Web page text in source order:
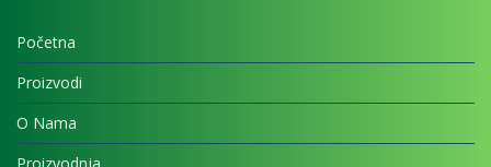
Početna
Proizvodi
O Nama